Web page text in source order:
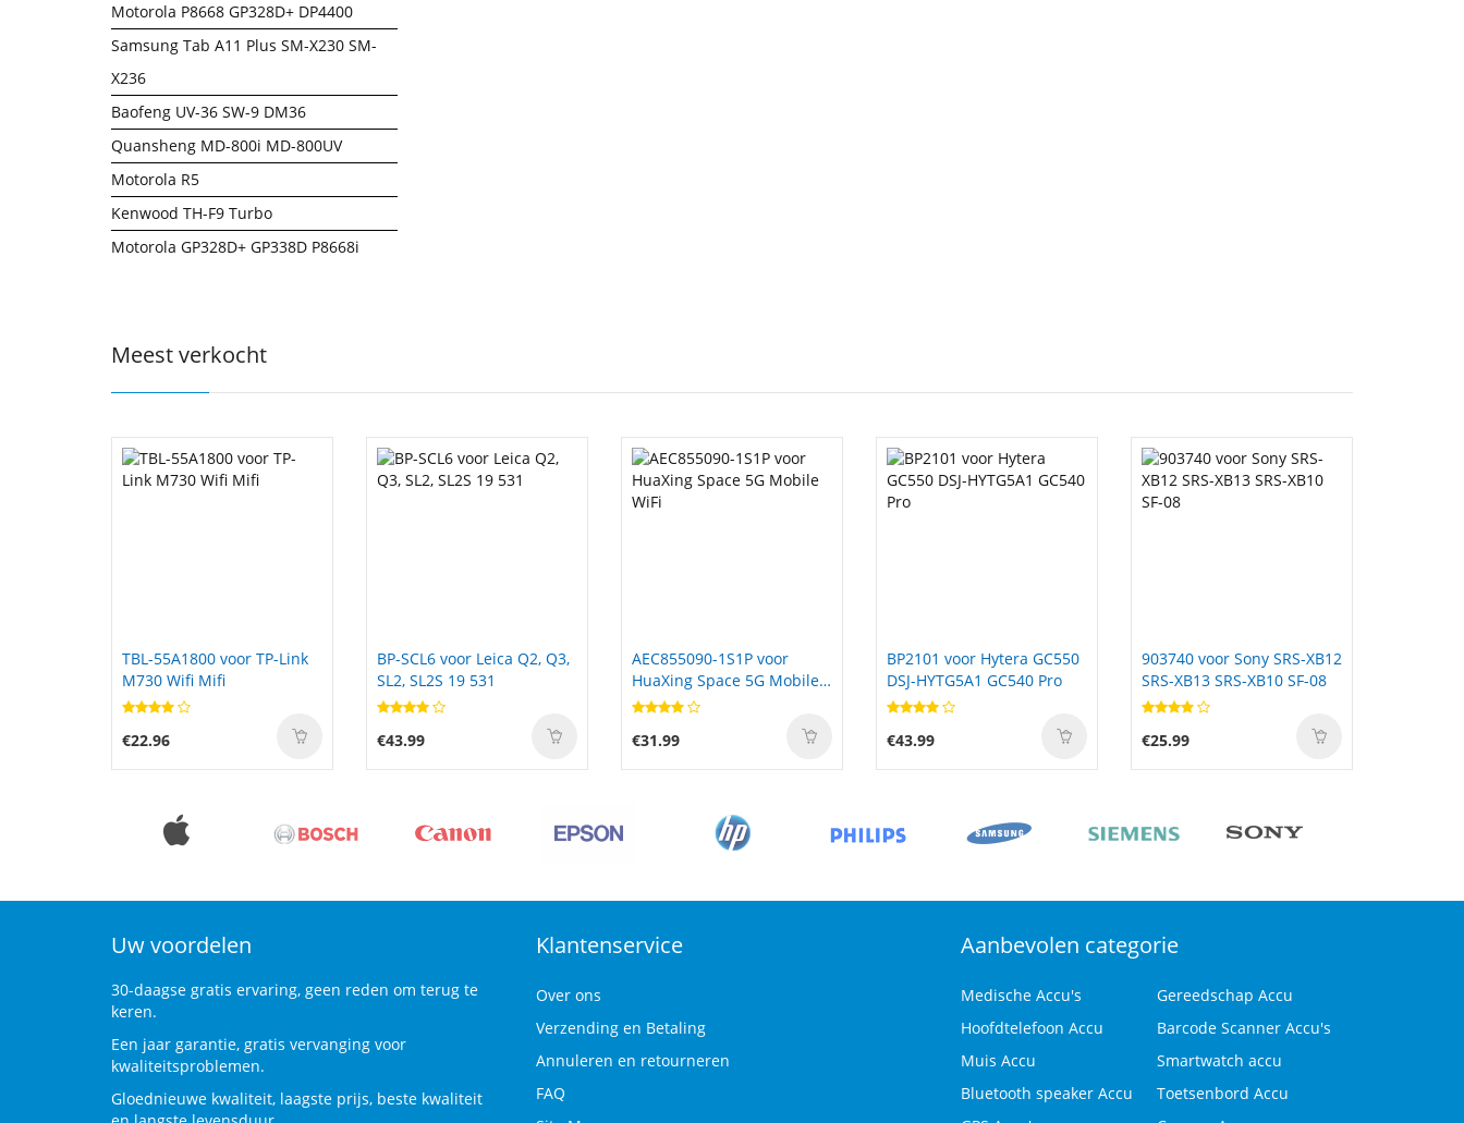
Motorola P8668 GP328D+ DP4400
Samsung Tab A11 Plus SM-X230 SM-
X236
Baofeng UV-36 SW-9 DM36
Quansheng MD-800i MD-800UV
Motorola R5
Kenwood TH-F9 Turbo
Motorola GP328D+ GP338D P8668i
Meest verkocht
BP-SCL6 voor Leica Q2, Q3,
SL2, SL2S 19 531
€43.99
AEC855090-1S1P voor
HuaXing Space 5G Mobile
WiFi
€31.99
BP2101 voor Hytera GC550
DSJ-HYTG5A1 GC540 Pro
€43.99
903740 voor Sony SRS-XB12
SRS-XB13 SRS-XB10 SF-08
€25.99
FMVNBP189 voor Fujitsu
LifeBook A530 A531 AH530
AH531 LH520 LH522 PH521
€59.22
Uw voordelen
30-daagse gratis ervaring, geen reden om terug te
keren.
Een jaar garantie, gratis vervanging voor
kwaliteitsproblemen.
Gloednieuwe kwaliteit, laagste prijs, beste kwaliteit
Klantenservice
Over ons
Verzending en Betaling
Annuleren en retourneren
FAQ
Aanbevolen categorie
Medische Accu's
Gereedschap Accu
Hoofdtelefoon Accu
Barcode Scanner Accu's
Muis Accu
Smartwatch accu
Bluetooth speaker Accu
Toetsenbord Accu